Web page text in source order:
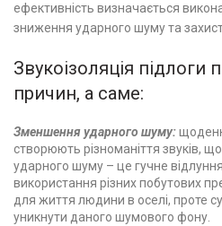
ефективність визначається
зниження ударного шуму та
Звукоізоляція підлоги
причин, а саме:
Зменшення ударного шуму:
створюють різноманіття звуків,
ударного шуму – це гучне
використання різних побутових
для життя людини в оселі, проте
уникнути даного шумового фону.